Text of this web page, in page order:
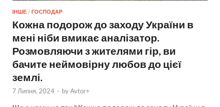
ІНШЕ / ГОСПОДАР
Кожна подорож до заходу України в
мені ніби вмикає аналізатор.
Розмовляючи з жителями гір, ви
бачите неймовірну любов до цієї
землі.
7 Липня, 2024 - byAvtor+